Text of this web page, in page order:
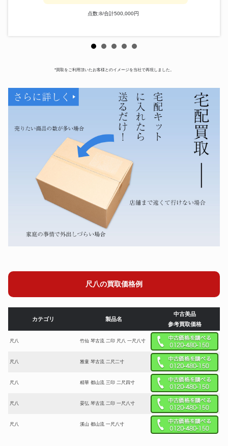
点数:8/合計500,000円
*買取をご利用頂いたお客様とのイメージを当社で再現しました。
尺八の買取価格例
カテゴリ 製品名
中古美品
参考買取価格
尺八 竹仙 琴古流 二印 尺八 一尺八寸
尺八 雅童 琴古流 二尺二寸
尺八 精華 都山流 三印 二尺四寸
尺八 晏弘 琴古流 二印 一尺八寸
尺八 溪山 都山流 一尺八寸